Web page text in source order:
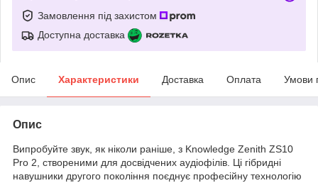
Замовлення під захистом
Доступна доставка
Опис Характеристики Доставка Оплата Умови
Опис
Випробуйте звук, як ніколи раніше, з Knowledge Zenith ZS10
Pro 2, створеними для досвідчених аудіофілів. Ці гібридні
навушники другого покоління поєднує професійну технологію